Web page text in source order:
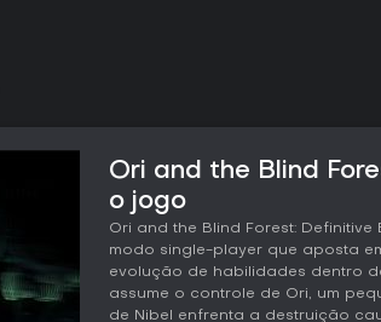
Ori and the Blind
o jogo
Ori and the Blind Forest:
modo single-player que aposta
evolução de habilidades dentro
assume o controle de Ori, um
de Nibel enfrenta a destruição